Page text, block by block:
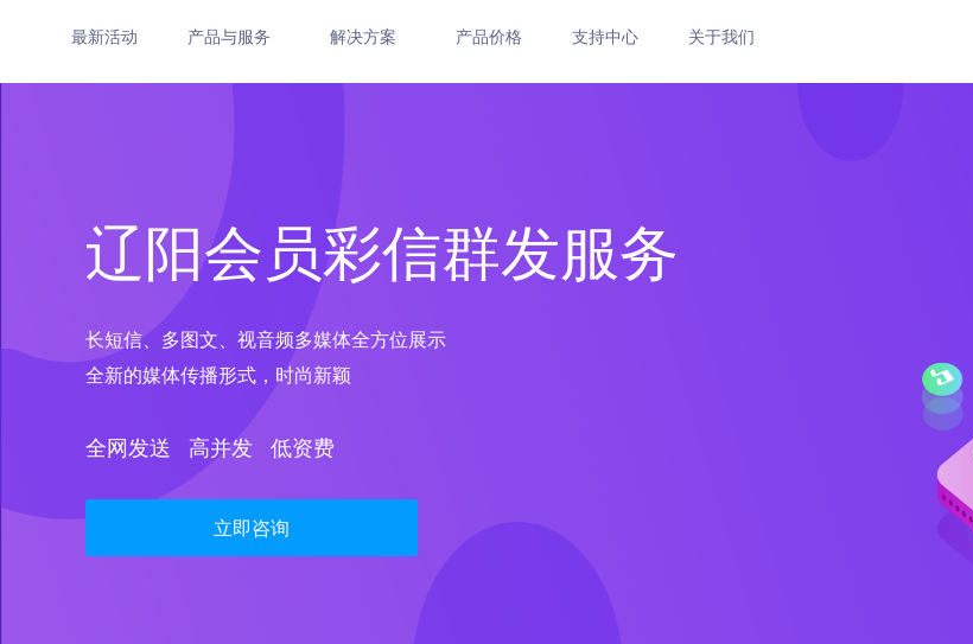
最新活动 产品与服务 解决方案 产品价格 支持中心 关于我们
辽阳会员彩信群发服务
长短信、多图文、视音频多媒体全方位展示
全新的媒体传播形式，时尚新颖
全网发送 高并发 低资费
立即咨询